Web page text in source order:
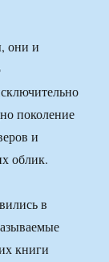
они и
поколение
и
облик.
в
книги